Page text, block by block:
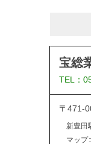
宝総
TEL：
〒471-
新豊田
マップ